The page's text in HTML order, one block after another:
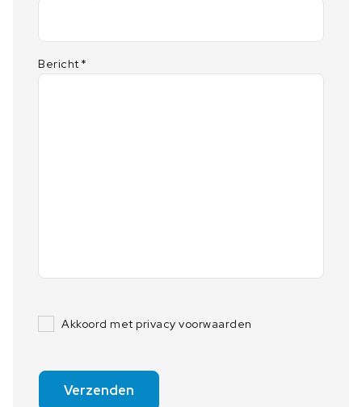
Bericht *
Akkoord met privacy voorwaarden
Verzenden